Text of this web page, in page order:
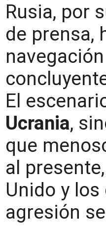
Rusia, por
de prensa,
El
Ucrania,
que
al
Unido y
agresión